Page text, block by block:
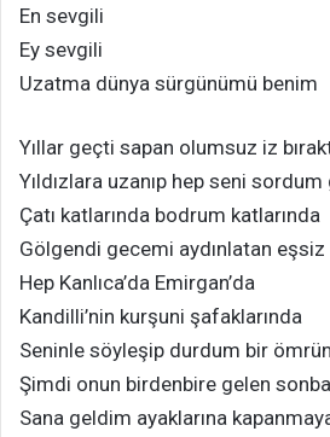
En sevgili
Ey sevgili
Uzatma dünya sürgünümü benim
Yıllar geçti sapan olumsuz iz
Yıldızlara uzanıp hep seni sordum
Çatı katlarında bodrum katlarında
Gölgendi gecemi aydınlatan eşsiz
Hep Kanlıca’da Emirgan’da
Kandilli’nin kurşuni şafaklarında
Seninle söyleşip durdum bir
Şimdi onun birdenbire gelen
Sana geldim ayaklarına